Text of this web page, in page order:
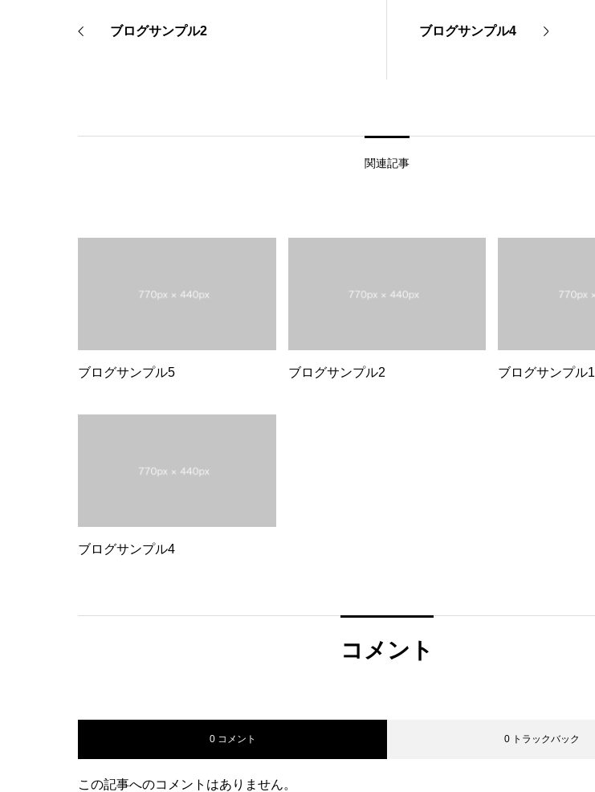
ブログサンプル2 ブログサンプル4
関連記事
ブログサンプル5 ブログサンプル2 ブログサンプル1
ブログサンプル4
コメント
0 コメント 0 トラックバック
この記事へのコメントはありません。